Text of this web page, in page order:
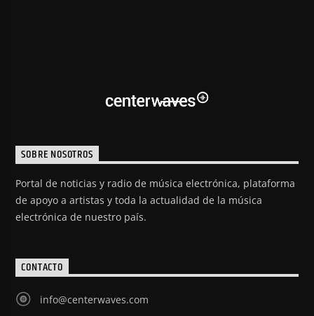
SOBRE NOSOTROS
Portal de noticias y radio de música electrónica, plataforma
de apoyo a artistas y toda la actualidad de la música
electrónica de nuestro país.
CONTACTO
info@centerwaves.com